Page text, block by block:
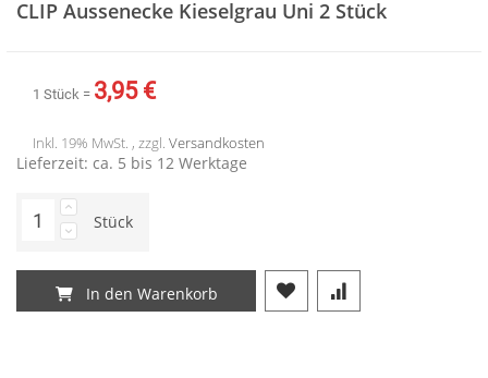
der
CLIP Aussenecke Kieselgrau Uni 2 Stück
1 Stück = 3,95 €
Inkl. 19% MwSt. , zzgl. Versandkosten
Lieferzeit: ca. 5 bis 12 Werktage
Stück
In den Warenkorb